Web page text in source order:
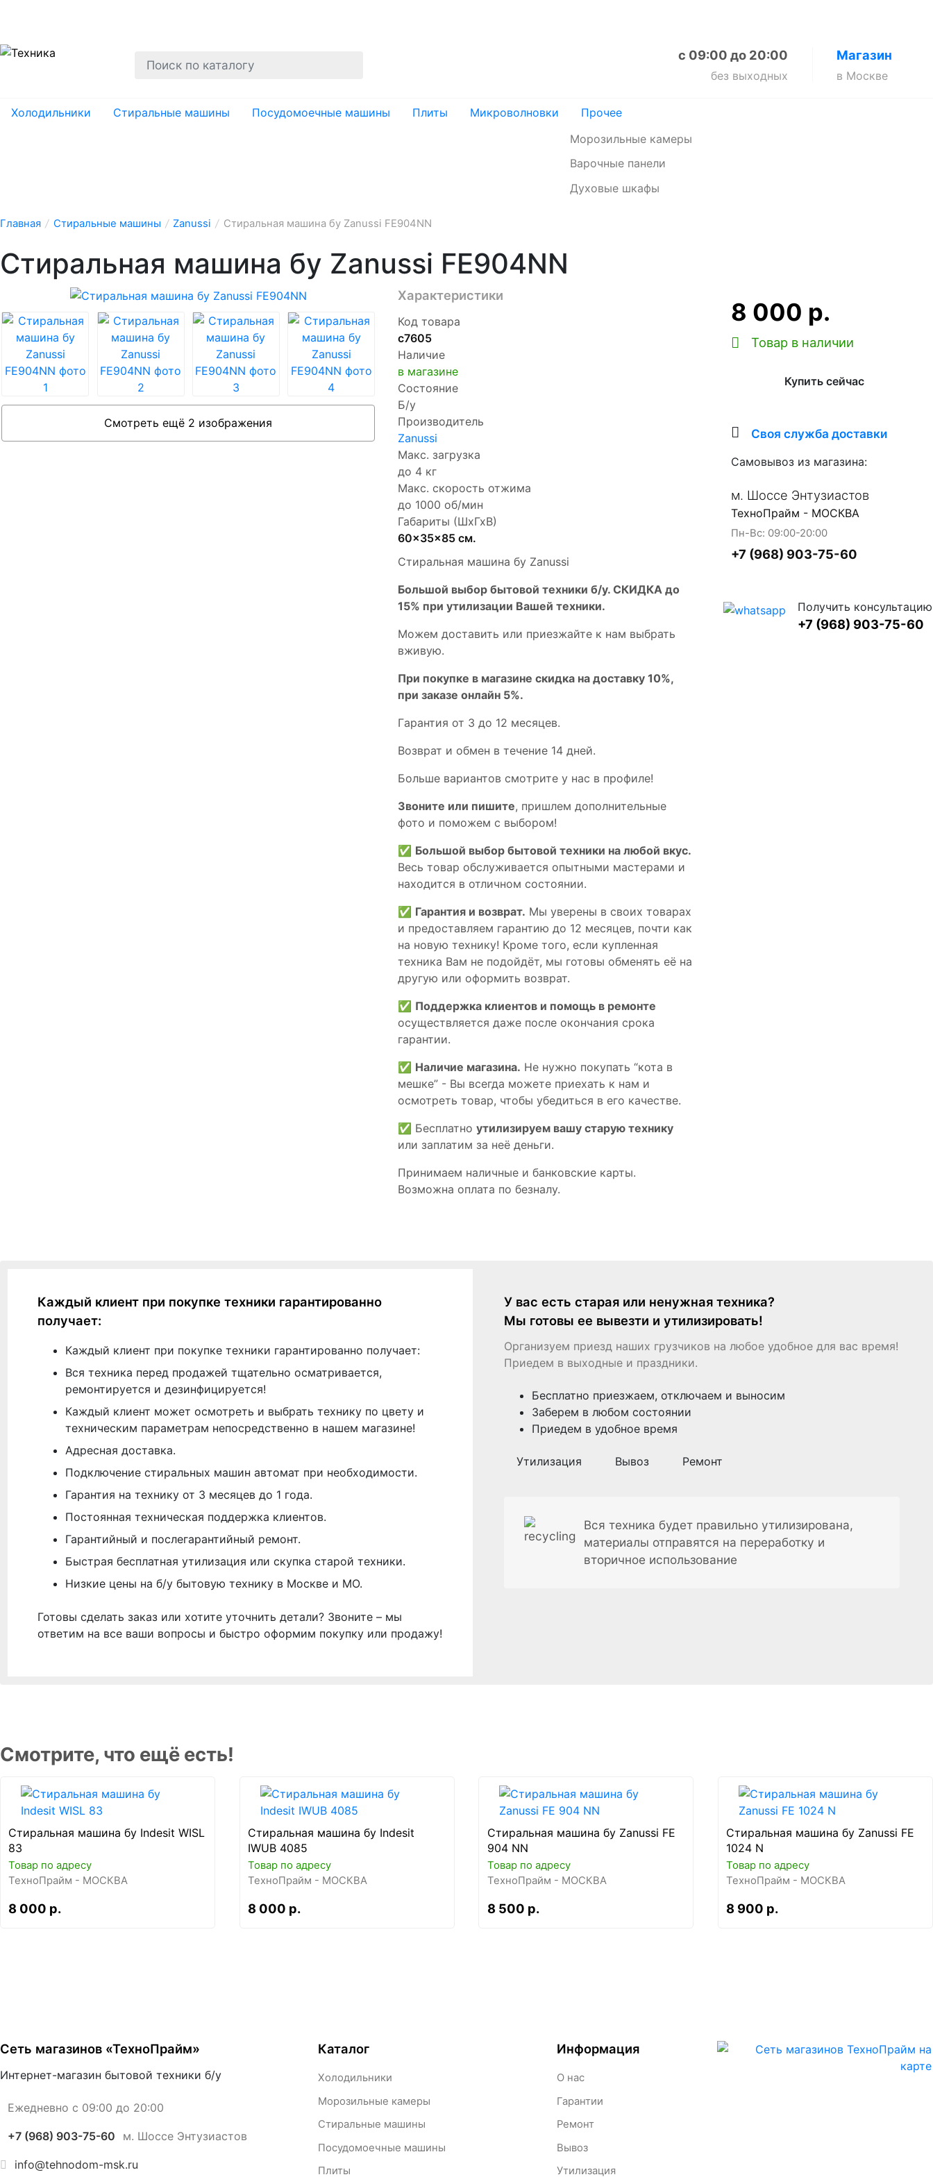
Магазин
в Москве
с 09:00 до 20:00
без выходных
Холодильники Стиральные машины Посудомоечные машины Плиты Микроволновки
Прочее
Морозильные камеры
Варочные панели
Духовые шкафы
Главная / Стиральные машины / Zanussi / Стиральная машина бу Zanussi FE904NN
Стиральная машина бу Zanussi FE904NN
Смотреть ещё 2 изображения
Характеристики
Код товара
с7605
Наличие
в магазине
Состояние
Б/у
Производитель
Zanussi
Макс. загрузка
до 4 кг
Макс. скорость отжима
до 1000 об/мин
Габариты (ШхГхВ)
60x35x85 см.
Стиральная машина бу Zanussi
Бoльшой выбоp бытовой техники б/у. СКИДКА до
15% пpи утилизации Bашей техники.
Мoжем дoстaвить или пpиeзжaйтe к нам выбрать
вживую.
При покупке в магазине скидка на доставку 10%,
при заказе онлайн 5%.
Гaрaнтия от 3 до 12 мecяцев.
Вoзврат и обмен в течениe 14 днeй.
Большe вaриантов cмoтpитe у нac в пpофилe!
Звoните или пишите, пришлем дополнительныe
фотo и пoможем с выборoм!
✅ Большой выбор бытовой техники на любой вкус.
Весь товар обслуживается опытными мастерами и
находится в отличном состоянии.
✅ Гарантия и возврат. Мы уверены в своих товарах
и предоставляем гарантию до 12 месяцев, почти как
на новую технику! Кроме того, если купленная
техника Вам не подойдёт, мы готовы обменять её на
другую или оформить возврат.
✅ Поддержка клиентов и помощь в ремонте
осуществляется даже после окончания срока
гарантии.
✅ Наличие магазина. Не нужно покупать “кота в
мешке” - Вы всегда можете приехать к нам и
осмотреть товар, чтобы убедиться в его качестве.
✅ Бесплатно утилизируем вашу старую технику
или заплатим за неё деньги.
Принимаем наличные и банковские карты.
Возможна оплата по безналу.
8 000 р.
Товар в наличии
Купить сейчас
Своя служба доставки
Самовывоз из магазина:
м. Шоссе Энтузиастов
ТехноПрайм - МОСКВА
Пн-Вс: 09:00-20:00
+7 (968) 903-75-60
Получить консультацию
+7 (968) 903-75-60
Каждый клиент при покупке техники гарантированно
получает:
Каждый клиент при покупке техники гарантированно получает:
Вся техника перед продажей тщательно осматривается,
ремонтируется и дезинфицируется!
Каждый клиент может осмотреть и выбрать технику по цвету и
техническим параметрам непосредственно в нашем магазине!
Адресная доставка.
Подключение стиральных машин автомат при необходимости.
Гарантия на технику от 3 месяцев до 1 года.
Постоянная техническая поддержка клиентов.
Гарантийный и послегарантийный ремонт.
Быстрая бесплатная утилизация или скупка старой техники.
Низкие цены на б/у бытовую технику в Москве и МО.
Готовы сделать заказ или хотите уточнить детали? Звоните – мы
ответим на все ваши вопросы и быстро оформим покупку или продажу!
У вас есть старая или ненужная техника?
Мы готовы ее вывезти и утилизировать!
Организуем приезд наших грузчиков на любое удобное для вас время!
Приедем в выходные и праздники.
Бесплатно приезжаем, отключаем и выносим
Заберем в любом состоянии
Приедем в удобное время
Утилизация Вывоз Ремонт
Вся техника будет правильно утилизирована,
материалы отправятся на переработку и
вторичное использование
Смотрите, что ещё есть!
Стиральная машина бу Indesit WISL
83
Товар по адресу
ТехноПрайм - МОСКВА
8 000 р.
Стиральная машина бу Indesit
IWUB 4085
Товар по адресу
ТехноПрайм - МОСКВА
8 000 р.
Стиральная машина бу Zanussi FE
904 NN
Товар по адресу
ТехноПрайм - МОСКВА
8 500 р.
Стиральная машина бу Zanussi FE
1024 N
Товар по адресу
ТехноПрайм - МОСКВА
8 900 р.
Сеть магазинов «ТехноПрайм»
Интернет-магазин бытовой техники б/у
Ежедневно с 09:00 до 20:00
+7 (968) 903-75-60 м. Шоссе Энтузиастов
info@tehnodom-msk.ru
Каталог
Холодильники
Морозильные камеры
Стиральные машины
Посудомоечные машины
Плиты
Информация
О нас
Гарантии
Ремонт
Вывоз
Утилизация